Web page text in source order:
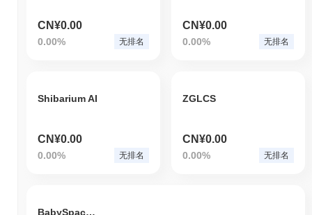
CN¥0.00
0.00% 无排名
CN¥0.00
0.00% 无排名
Shibarium AI
CN¥0.00
0.00% 无排名
ZGLCS
CN¥0.00
0.00% 无排名
BabySpaceDogeToken